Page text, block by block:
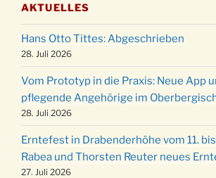
11.12.
Puer-Natus weihnachtliches
Robert-Gassner-Hof um 17:00
19.12.
Kinderbibeltag im Ev.
12 Uhr
20.12.
Weihnachts-Konzert des
der Kirche um 17:00 Uhr
24.12.
Familiengottesdienst mit
Gemeindehaus um 15:00 Uhr
24.12. Familiengottesdienst in der
AKTUELLES
Hans Otto Tittes: Abgeschrieben
28. Juli 2026
Vom Prototyp in die Praxis: Neue App
pflegende Angehörige im
28. Juli 2026
Erntefest in Drabenderhöhe vom 11.
Rabea und Thorsten Reuter neues
27. Juli 2026